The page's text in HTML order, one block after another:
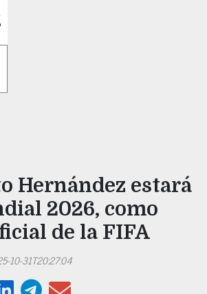
Hernández estará
2026, como
de la FIFA
10-31T20:27:04